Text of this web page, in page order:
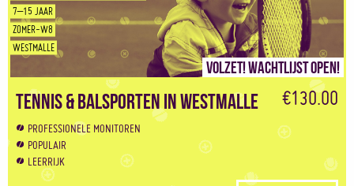
7–15 JAAR
ZOMER-W8
WESTMALLE
Volzet! Wachtlijst open!
Tennis & Balsporten in Westmalle €130.00
PROFESSIONELE MONITOREN
POPULAIR
LEERRIJK